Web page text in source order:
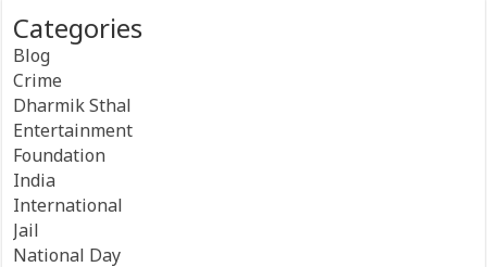
Categories
Blog
Crime
Dharmik Sthal
Entertainment
Foundation
India
International
Jail
National Day